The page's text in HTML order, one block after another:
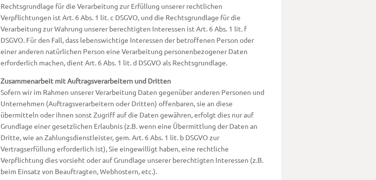
Rechtsgrundlage für die Verarbeitung zur Erfüllung unserer rechtlichen
Verpflichtungen ist Art. 6 Abs. 1 lit. c DSGVO, und die Rechtsgrundlage für die
Verarbeitung zur Wahrung unserer berechtigten Interessen ist Art. 6 Abs. 1 lit. f
DSGVO. Für den Fall, dass lebenswichtige Interessen der betroffenen Person oder
einer anderen natürlichen Person eine Verarbeitung personenbezogener Daten
erforderlich machen, dient Art. 6 Abs. 1 lit. d DSGVO als Rechtsgrundlage.
Zusammenarbeit mit Auftragsverarbeitern und Dritten
Sofern wir im Rahmen unserer Verarbeitung Daten gegenüber anderen Personen und
Unternehmen (Auftragsverarbeitern oder Dritten) offenbaren, sie an diese
übermitteln oder ihnen sonst Zugriff auf die Daten gewähren, erfolgt dies nur auf
Grundlage einer gesetzlichen Erlaubnis (z.B. wenn eine Übermittlung der Daten an
Dritte, wie an Zahlungsdienstleister, gem. Art. 6 Abs. 1 lit. b DSGVO zur
Vertragserfüllung erforderlich ist), Sie eingewilligt haben, eine rechtliche
Verpflichtung dies vorsieht oder auf Grundlage unserer berechtigten Interessen (z.B.
beim Einsatz von Beauftragten, Webhostern, etc.).